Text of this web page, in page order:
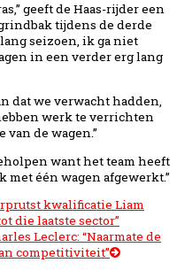
geeft de Haas-rijder een
tijdens de derde
seizoen, ik ga niet
in een verder erg lang
dat we verwacht hadden,
werk te verrichten
de wagen.”
want het team heeft
één wagen afgewerkt.”
kwalificatie Liam
die laatste sector”
Leclerc: “Naarmate de
competitiviteit”